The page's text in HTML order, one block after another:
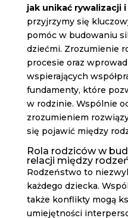
jak unikać rywalizacji
przyjrzymy się
pomóc w budowaniu
dziećmi. Zrozumienie
procesie oraz
wspierających
fundamenty, które
w rodzinie. Wspólnie
zrozumieniem
się pojawić między
Rola rodziców w
relacji między
Rodzeństwo to
każdego dziecka.
także konflikty mogą
umiejętności